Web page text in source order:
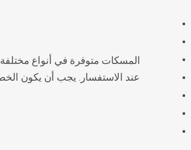
المسكات متوفرة في أنواع
عند الاستفسار. يجب أن يكون